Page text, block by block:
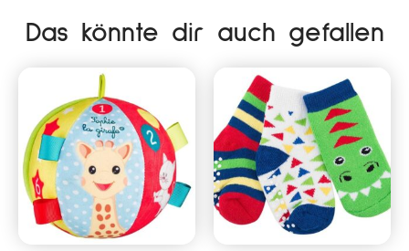
Das könnte dir auch gefallen